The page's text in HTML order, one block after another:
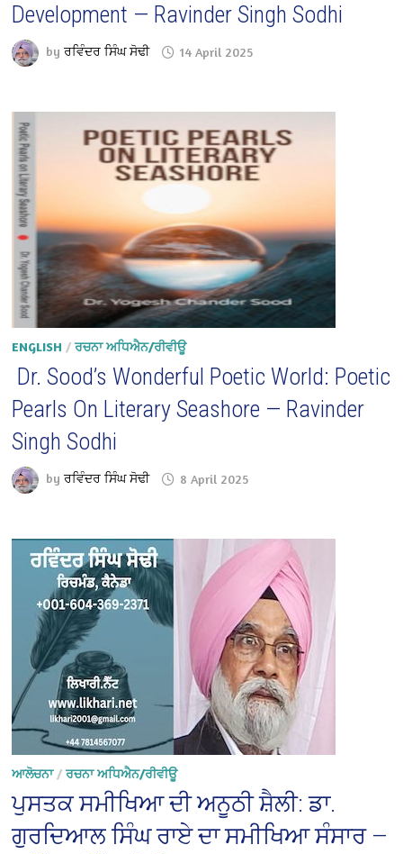
Development — Ravinder Singh Sodhi
byਰਵਿੰਦਰ ਸਿੰਘ ਸੋਢੀ 14 April 2025
ENGLISH /ਰਚਨਾ ਅਧਿਐਨ/ਰੀਵੀਊ
Dr. Sood’s Wonderful Poetic World: Poetic
Pearls On Literary Seashore — Ravinder
Singh Sodhi
byਰਵਿੰਦਰ ਸਿੰਘ ਸੋਢੀ 8 April 2025
ਆਲੋਚਨਾ/ਰਚਨਾ ਅਧਿਐਨ/ਰੀਵੀਊ
ਪੁਸਤਕ ਸਮੀਖਿਆ ਦੀ ਅਨੂਠੀ ਸ਼ੈਲੀ: ਡਾ.
ਗੁਰਦਿਆਲ ਸਿੰਘ ਰਾਏ ਦਾ ਸਮੀਖਿਆ ਸੰਸਾਰ —